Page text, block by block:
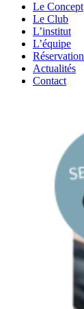
Le Concept
Le Club
L’institut
L’équipe
Réservation
Actualités
Contact